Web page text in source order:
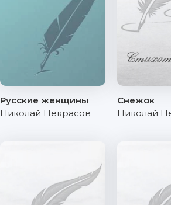
Русские женщины
Николай Некрасов
Снежок
Николай